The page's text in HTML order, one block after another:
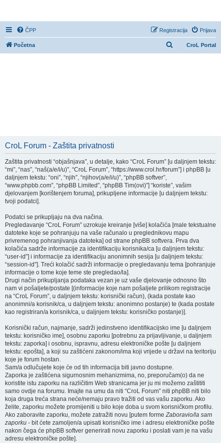
ČPP Prijava
Registracija
CroL Portal
Početna
CroL Forum - Zaštita privatnosti
Zaštita privatnosti “objašnjava”, u detalje, kako “CroL Forum” [u daljnjem tekstu:
“mi”, “nas”, “naš(a/e/i/u)”, “CroL Forum”, “https://www.crol.hr/forum”] i phpBB [u
daljnjem tekstu: “oni”, “njih”, “njihov(a/e/i/u)”, “phpBB softver”,
“www.phpbb.com”, “phpBB Limited”, “phpBB Tim(ovi)”] “koriste”, vašim
djelovanjem [korištenjem foruma], prikupljene informacije [u daljnjem tekstu:
tvoji podatci].
Podatci se prikupljaju na dva načina.
Pregledavanje “CroL Forum” uzrokuje kreiranje [više] kolačića [male tekstualne
datoteke koje se pohranjuju na vaše računalo u preglednikovu mapu
privremenog pohranjivanja datoteka] od strane phpBB softvera. Prva dva
kolačića sadrže informacije za identifikaciju korisnika/ca [u daljnjem tekstu:
“user-id”] i informacije za identifikaciju anonimnih sesija [u daljnjem tekstu:
“session-id”]. Treći kolačić sadrži informacije o pregledavanju tema [pohranjuje
informacije o tome koje teme ste pregledao/la].
Drugi način prikupljanja podataka vezan je uz vaše djelovanje odnosno što
nam vi pošaljete/postate [(informacije koje nam pošaljete prilikom registracije
na “CroL Forum”, u daljnjem tekstu: korisnički račun), (kada postate kao
anonimni/a korisnik/ca, u daljnjem tekstu: anonimno postanje) te (kada postate
kao registriran/a korisnik/ca, u daljnjem tekstu: korisničko postanje)].
Korisnički račun, najmanje, sadrži jedinstveno identifikacijsko ime [u daljnjem
tekstu: korisničko ime], osobnu zaporku [potrebnu za prijavljivanje, u daljnjem
tekstu: zaporka] i osobnu, ispravnu, adresu elektroničke pošte [u daljnjem
tekstu: epošta], a koji su zaštićeni zakonom/ima koji vrijede u državi na teritoriju
koje je forum hostan.
Sam/a odlučujete koje će od tih informacija biti javno dostupne.
Zaporka je zaštićena sigurnosnim mehanizmima, no, preporučam(o) da ne
koristite istu zaporku na različitim Web stranicama jer ju mi možemo zaštititi
samo ovdje na forumu. Imajte na umu da niti “CroL Forum” niti phpBB niti bilo
koja druga treća strana neće/nemaju pravo tražiti od vas vašu zaporku. Ako
želite, zaporku možete promijeniti u bilo koje doba u svom korisničkom profilu.
Ako zaboravite zaporku, možete zatražiti novu [putem formeZaboravio/la sam
zaporku - bit ćete zamoljen/a upisati korisničko ime i adresu elektroničke pošte
nakon čega će phpBB softver generirati novu zaporku i poslati vam je na vašu
adresu elektroničke pošte].